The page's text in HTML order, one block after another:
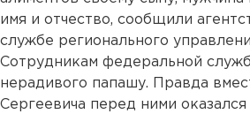
имя и отчество, сообщили
службе регионального
Сотрудникам федеральной
нерадивого папашу. Правда
Сергеевича перед ними